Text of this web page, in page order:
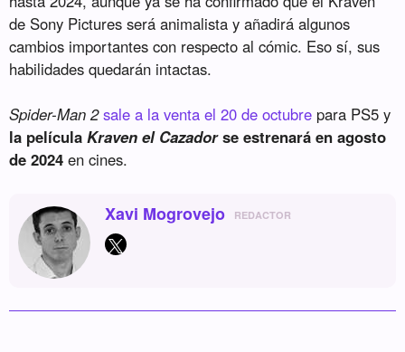
de Sony Pictures será animalista y añadirá algunos
cambios importantes con respecto al cómic. Eso sí, sus
habilidades quedarán intactas.
Spider-Man 2 sale a la venta el 20 de octubre para PS5 y
la películaKraven el Cazadorse estrenará en agosto
de 2024 en cines.
Xavi Mogrovejo REDACTOR